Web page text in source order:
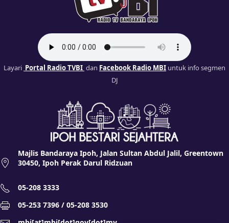
Layari Portal Radio TVBI dan Facebook Radio MBI untuk info segmen
DJ
Majlis Bandaraya Ipoh, Jalan Sultan Abdul Jalil, Greentown
30450, Ipoh Perak Darul Ridzuan
05-208 3333
05-253 7396 / 05-208 3530